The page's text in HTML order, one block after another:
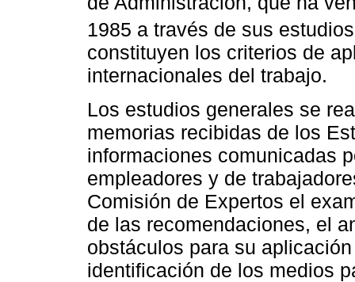
1985 a través de sus
constituyen los criterios de
internacionales del trabajo.
Los estudios generales se
memorias recibidas de los
informaciones comunicadas
empleadores y de
Comisión de Expertos el
de las recomendaciones, el
obstáculos para su
identificación de los medios